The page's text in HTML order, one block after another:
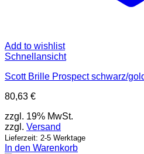
Add to wishlist
Schnellansicht
Scott Brille Prospect schwarz/
80,63 €
zzgl. 19% MwSt.
zzgl. Versand
Lieferzeit: 2-5 Werktage
In den Warenkorb